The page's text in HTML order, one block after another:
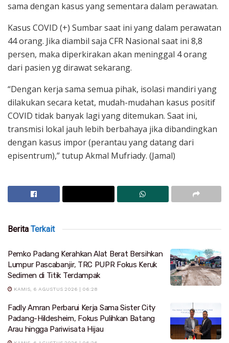
sama dengan kasus yang sementara dalam perawatan.
Kasus COVID (+) Sumbar saat ini yang dalam perawatan
44 orang. Jika diambil saja CFR Nasional saat ini 8,8
persen, maka diperkirakan akan meninggal 4 orang
dari pasien yg dirawat sekarang.
“Dengan kerja sama semua pihak, isolasi mandiri yang
dilakukan secara ketat, mudah-mudahan kasus positif
COVID tidak banyak lagi yang ditemukan. Saat ini,
transmisi lokal jauh lebih berbahaya jika dibandingkan
dengan kasus impor (perantau yang datang dari
episentrum),” tutup Akmal Mufriady. (Jamal)
Berita Terkait
Pemko Padang Kerahkan Alat Berat Bersihkan
Lumpur Pascabanjir, TRC PUPR Fokus Keruk
Sedimen di Titik Terdampak
KAMIS, 6 AGUSTUS 2026 | 06:28
Fadly Amran Perbarui Kerja Sama Sister City
Padang-Hildesheim, Fokus Pulihkan Batang
Arau hingga Pariwisata Hijau